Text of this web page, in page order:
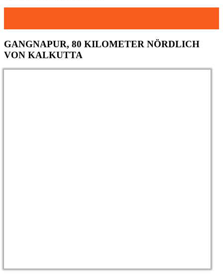
GANGNAPUR, 80 KILOMETER NÖRDLICH
VON KALKUTTA